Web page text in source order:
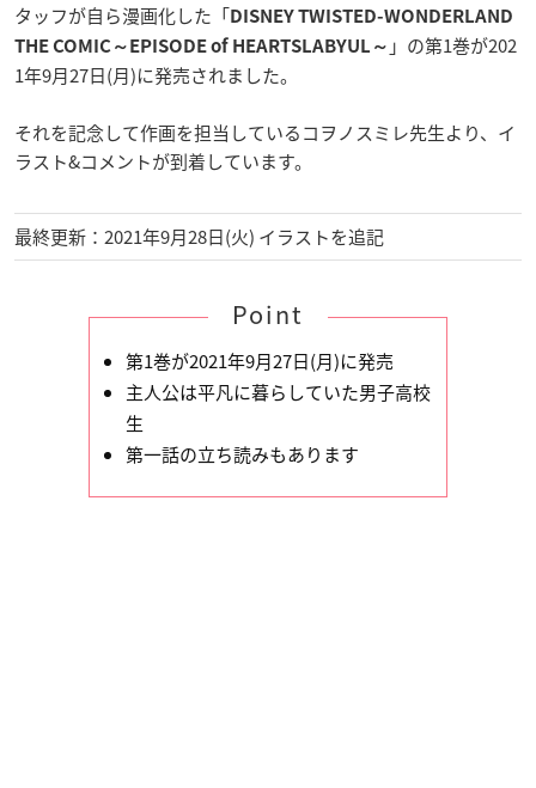
タッフが自ら漫画化した「 DISNEY TWISTED-WONDERLAND
THE COMIC～EPISODE of HEARTSLABYUL～ 」の第1巻が202
1年9月27日(月)に発売されました。
それを記念して作画を担当しているコヲノスミレ先生より、イ
ラスト&コメントが到着しています。
最終更新：2021年9月28日(火) イラストを追記
Point
第1巻が2021年9月27日(月)に発売
主人公は平凡に暮らしていた男子高校
生
第一話の立ち読みもあります